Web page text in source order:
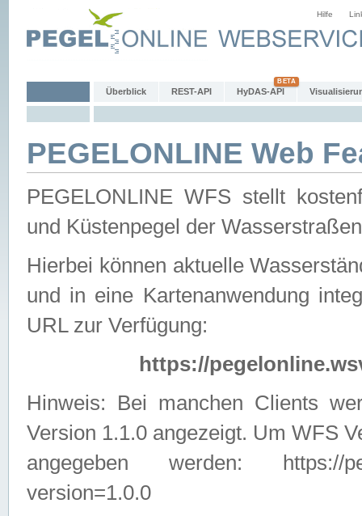
Hilfe
Überblick REST-API HyDAS-API
PEGELONLINE Web
PEGELONLINE WFS stellt
und Küstenpegel der
Hierbei können aktuelle
und in eine Kartenanwendung
URL zur Verfügung:
https://
Hinweis: Bei manchen Clients
Version 1.1.0 angezeigt. Um WFS
angegeben werden: https://
version=1.0.0